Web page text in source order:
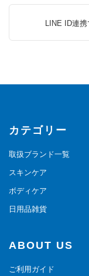
LINE ID連携
カテゴリー
取扱ブランド一覧
スキンケア
ボディケア
日用品雑貨
ABOUT US
ご利用ガイド